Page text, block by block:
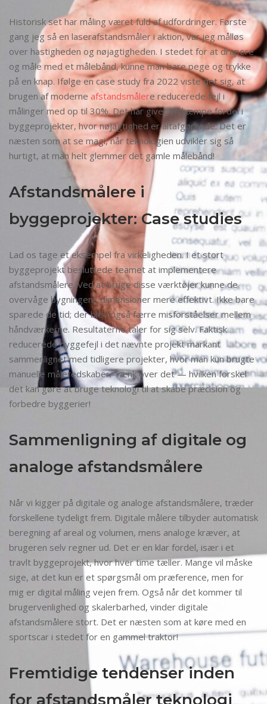
Historisk set har måling været fuld af udfordringer. Første
gang jeg så en laserafstandsmåler i aktion, var jeg målløs
over hastigheden og nøjagtigheden. I stedet for at drapere
og måle med et målebånd, kunne man bare pege og trykke
på en knap. Ifølge en case study fra 2022 viste det sig, at
brugen af moderne afstandsmålere reducerede fejl i
målinger med op til 30%. Det har givet en kæmpe fordel i
byggeprojekter, hvor nøjagtighed er altafgørende. Det er
næsten som at se magi, når teknologien udvikler sig så
hurtigt, at man helt glemmer det gamle målebånd!
Afstandsmålere i
byggeprojekter: Case studies
Lad os tage et eksempel fra virkeligheden. I et stort
byggeprojekt besluttede teamet at implementere
afstandsmålere. Ved at bruge disse værktøjer kunne de
overvåge bygningens dimensioner mere effektivt. Ikke bare
sparede de tid; der blev også færre misforståelser mellem
håndværkerne. Resultaterne taler for sig selv. Faktisk
reducerede byggefejl i det nævnte projekt markant
sammenlignet med tidligere projekter, hvor man kun brugte
manuelle måleredskaber. Tænk over det — hvilken forskel
det kan gøre at bruge teknologi til at skabe præcision og
forbedre byggerier!
Sammenligning af digitale og
analoge afstandsmålere
Når vi kigger på digitale og analoge afstandsmålere, træder
forskellene tydeligt frem. Digitale målere tilbyder automatisk
beregning af areal og volumen, mens analoge kræver, at
brugeren selv regner ud. Det er en klar fordel, især i et
travlt byggeprojekt, hvor hver time tæller. Mange vil måske
sige, at det kun er et spørgsmål om præference, men for
mig er digital måling vejen frem. Også når det kommer til
brugervenlighed og skalerbarhed, vinder digitale
afstandsmålere stort. Det er næsten som at køre med en
sportscar i stedet for en gammel traktor!
Fremtidige tendenser inden
for afstandsmåler teknologi